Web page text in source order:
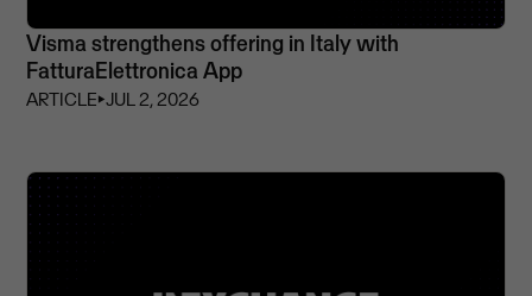
Visma strengthens offering in Italy with
FatturaElettronica App
ARTICLE⏵JUL 2, 2026